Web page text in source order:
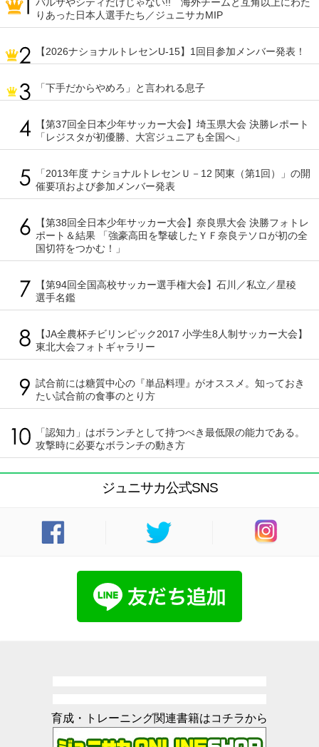
バルサやシティだけじゃない!! 海外チームと互角以上にわた
りあった日本人選手たち／ジュニサカMIP
【2026ナショナルトレセンU-15】1回目参加メンバー発表！
「下手だからやめろ」と言われる息子
【第37回全日本少年サッカー大会】埼玉県大会 決勝レポート
「レジスタが初優勝、大宮ジュニアも全国へ」
「2013年度 ナショナルトレセンＵ－12 関東（第1回）」の開
催要項および参加メンバー発表
【第38回全日本少年サッカー大会】奈良県大会 決勝フォトレ
ポート＆結果 「強豪高田を撃破したＹＦ奈良テソロが初の全
国切符をつかむ！」
【第94回全国高校サッカー選手権大会】石川／私立／星稜
選手名鑑
【JA全農杯チビリンピック2017 小学生8人制サッカー大会】
東北大会フォトギャラリー
試合前には糖質中心の『単品料理』がオススメ。知っておき
たい試合前の食事のとり方
「認知力」はボランチとして持つべき最低限の能力である。
攻撃時に必要なボランチの動き方
ジュニサカ公式SNS
育成・トレーニング関連書籍はコチラから